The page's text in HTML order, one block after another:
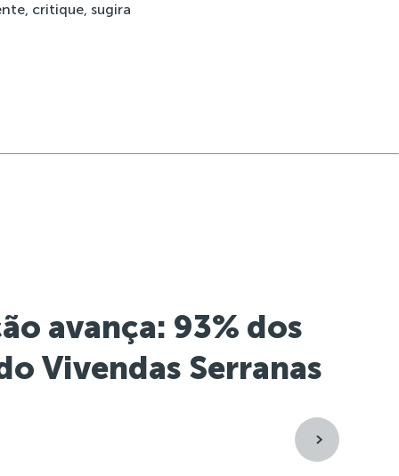
critique, sugira
avança: 93% dos
Vivendas Serranas